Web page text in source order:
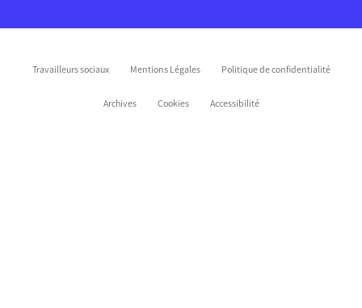
Travailleurs sociaux Mentions Légales Politique de confidentialité
Archives Cookies Accessibilité